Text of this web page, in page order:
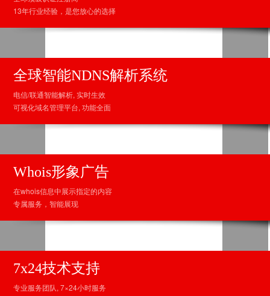
13年行业经验，是您放心的选择
全球智能NDNS解析系统
电信/联通智能解析, 实时生效
可视化域名管理平台, 功能全面
Whois形象广告
在whois信息中展示指定的内容
专属服务，智能展现
7x24技术支持
专业服务团队, 7×24小时服务